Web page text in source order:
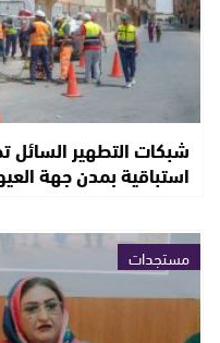
شبكات التطهير السائل
استباقية بمدن جهة
مستجدات